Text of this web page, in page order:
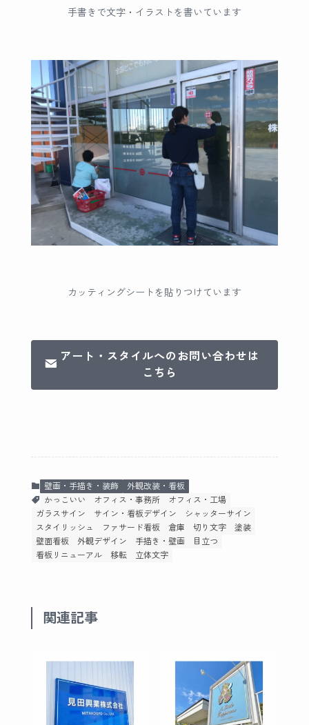
手書きで文字・イラストを書いています
カッティングシートを貼りつけています
アート・スタイルへのお問い合わせは
こちら
壁画・手描き・装飾
外観改装・看板
かっこいい
オフィス・事務所
オフィス・工場
ガラスサイン
サイン・看板デザイン
シャッターサイン
スタイリッシュ
ファサード看板 倉庫 切り文字
塗装
壁面看板
外観デザイン 手描き・壁画
目立つ
看板リニューアル
移転 立体文字
関連記事